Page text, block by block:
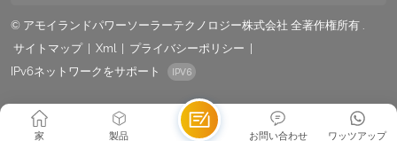
© アモイランドパワーソーラーテクノロジー株式会社 全著作権所有 .
サイトマップ
Xml プライバシーポリシー
IPv6ネットワークをサポート
家 製品 ワッツアップ
お問い合わせ